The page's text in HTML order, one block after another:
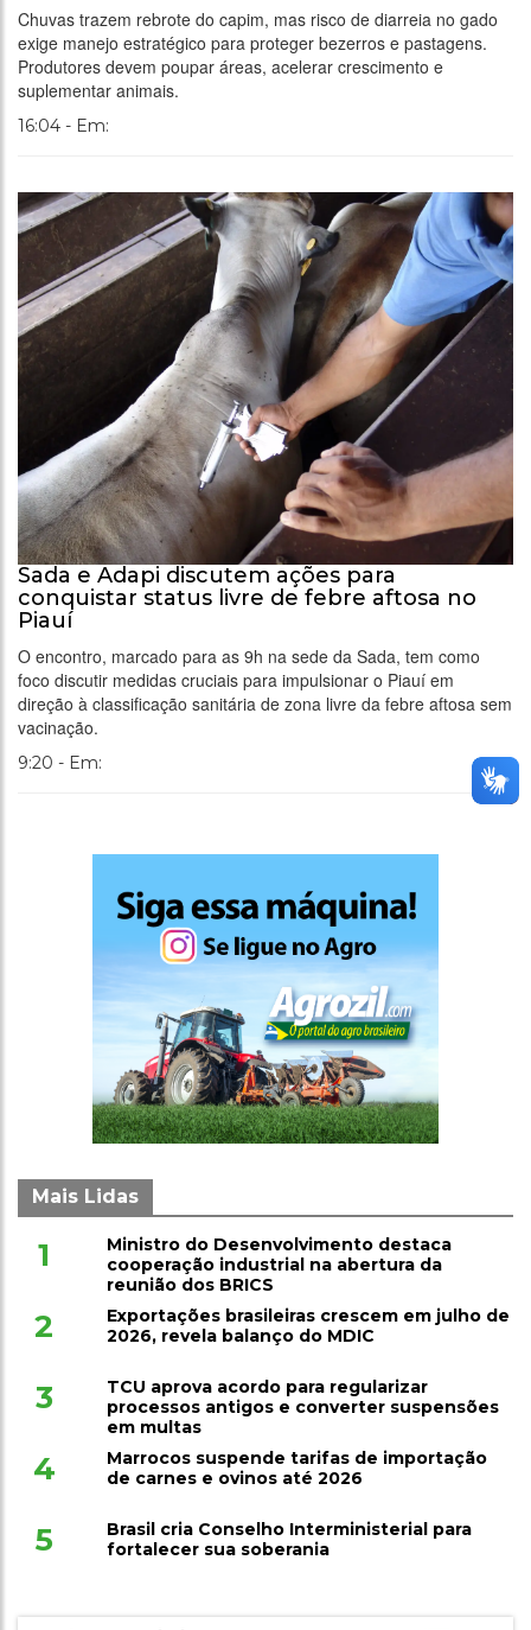
Chuvas trazem rebrote do capim, mas risco de diarreia no gado
exige manejo estratégico para proteger bezerros e pastagens.
Produtores devem poupar áreas, acelerar crescimento e
suplementar animais.
16:04 - Em:
Sada e Adapi discutem ações para
conquistar status livre de febre aftosa no
Piauí
O encontro, marcado para as 9h na sede da Sada, tem como
foco discutir medidas cruciais para impulsionar o Piauí em
direção à classificação sanitária de zona livre da febre aftosa sem
vacinação.
9:20 - Em:
Mais Lidas
1
Ministro do Desenvolvimento destaca
cooperação industrial na abertura da
reunião dos BRICS
2
Exportações brasileiras crescem em julho de
2026, revela balanço do MDIC
3
TCU aprova acordo para regularizar
processos antigos e converter suspensões
em multas
4
Marrocos suspende tarifas de importação
de carnes e ovinos até 2026
5
Brasil cria Conselho Interministerial para
fortalecer sua soberania